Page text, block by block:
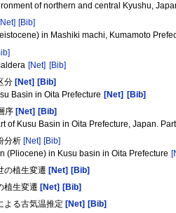
of northern and central Kyushu,
[Bib]
in Mashiki machi, Kumamoto
[Net] [Bib]
分[Net] [Bib]
Basin in Oita Prefecture [Net] [Bib]
序[Net] [Bib]
of Kusu Basin in Oita Prefecture, Japan.
分析[Net] [Bib]
(Pliocene) in Kusu basin in Oita Prefecture
の植生変遷[Net] [Bib]
植生変遷[Net] [Bib]
よる古気温推定[Net] [Bib]